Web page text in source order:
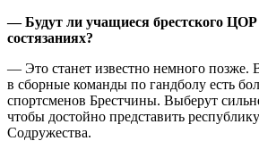
— Будут ли учащиеся брестского ЦОР
состязаниях?
— Это станет известно немного позже.
в сборные команды по гандболу есть
спортсменов Брестчины. Выберут
чтобы достойно представить
Содружества.